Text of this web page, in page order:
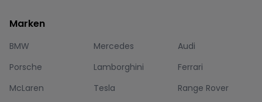
Marken
BMW Mercedes
Audi
Porsche
Lamborghini
Ferrari
McLaren
Tesla
Range Rover